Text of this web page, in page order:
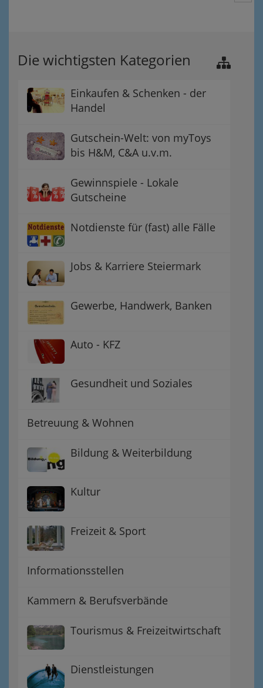
Die wichtigsten Kategorien
Einkaufen & Schenken - der
Handel
Gutschein-Welt: von myToys
bis H&M, C&A u.v.m.
Gewinnspiele - Lokale
Gutscheine
Notdienste für (fast) alle Fälle
Jobs & Karriere Steiermark
Gewerbe, Handwerk, Banken
Auto - KFZ
Gesundheit und Soziales
Betreuung & Wohnen
Bildung & Weiterbildung
Kultur
Freizeit & Sport
Informationsstellen
Kammern & Berufsverbände
Tourismus & Freizeitwirtschaft
Dienstleistungen